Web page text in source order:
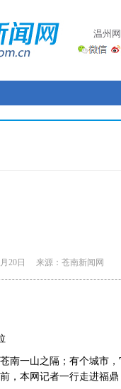
温州
20日 来源：苍南新闻网
南一山之隔；有个城市
，本网记者一行走进福